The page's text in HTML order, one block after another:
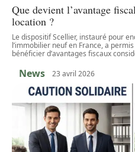
Que devient l’avantage
location ?
Le dispositif Scellier, instauré pour
l’immobilier neuf en France, a
bénéficier d’avantages fiscaux
News 23 avril 2026